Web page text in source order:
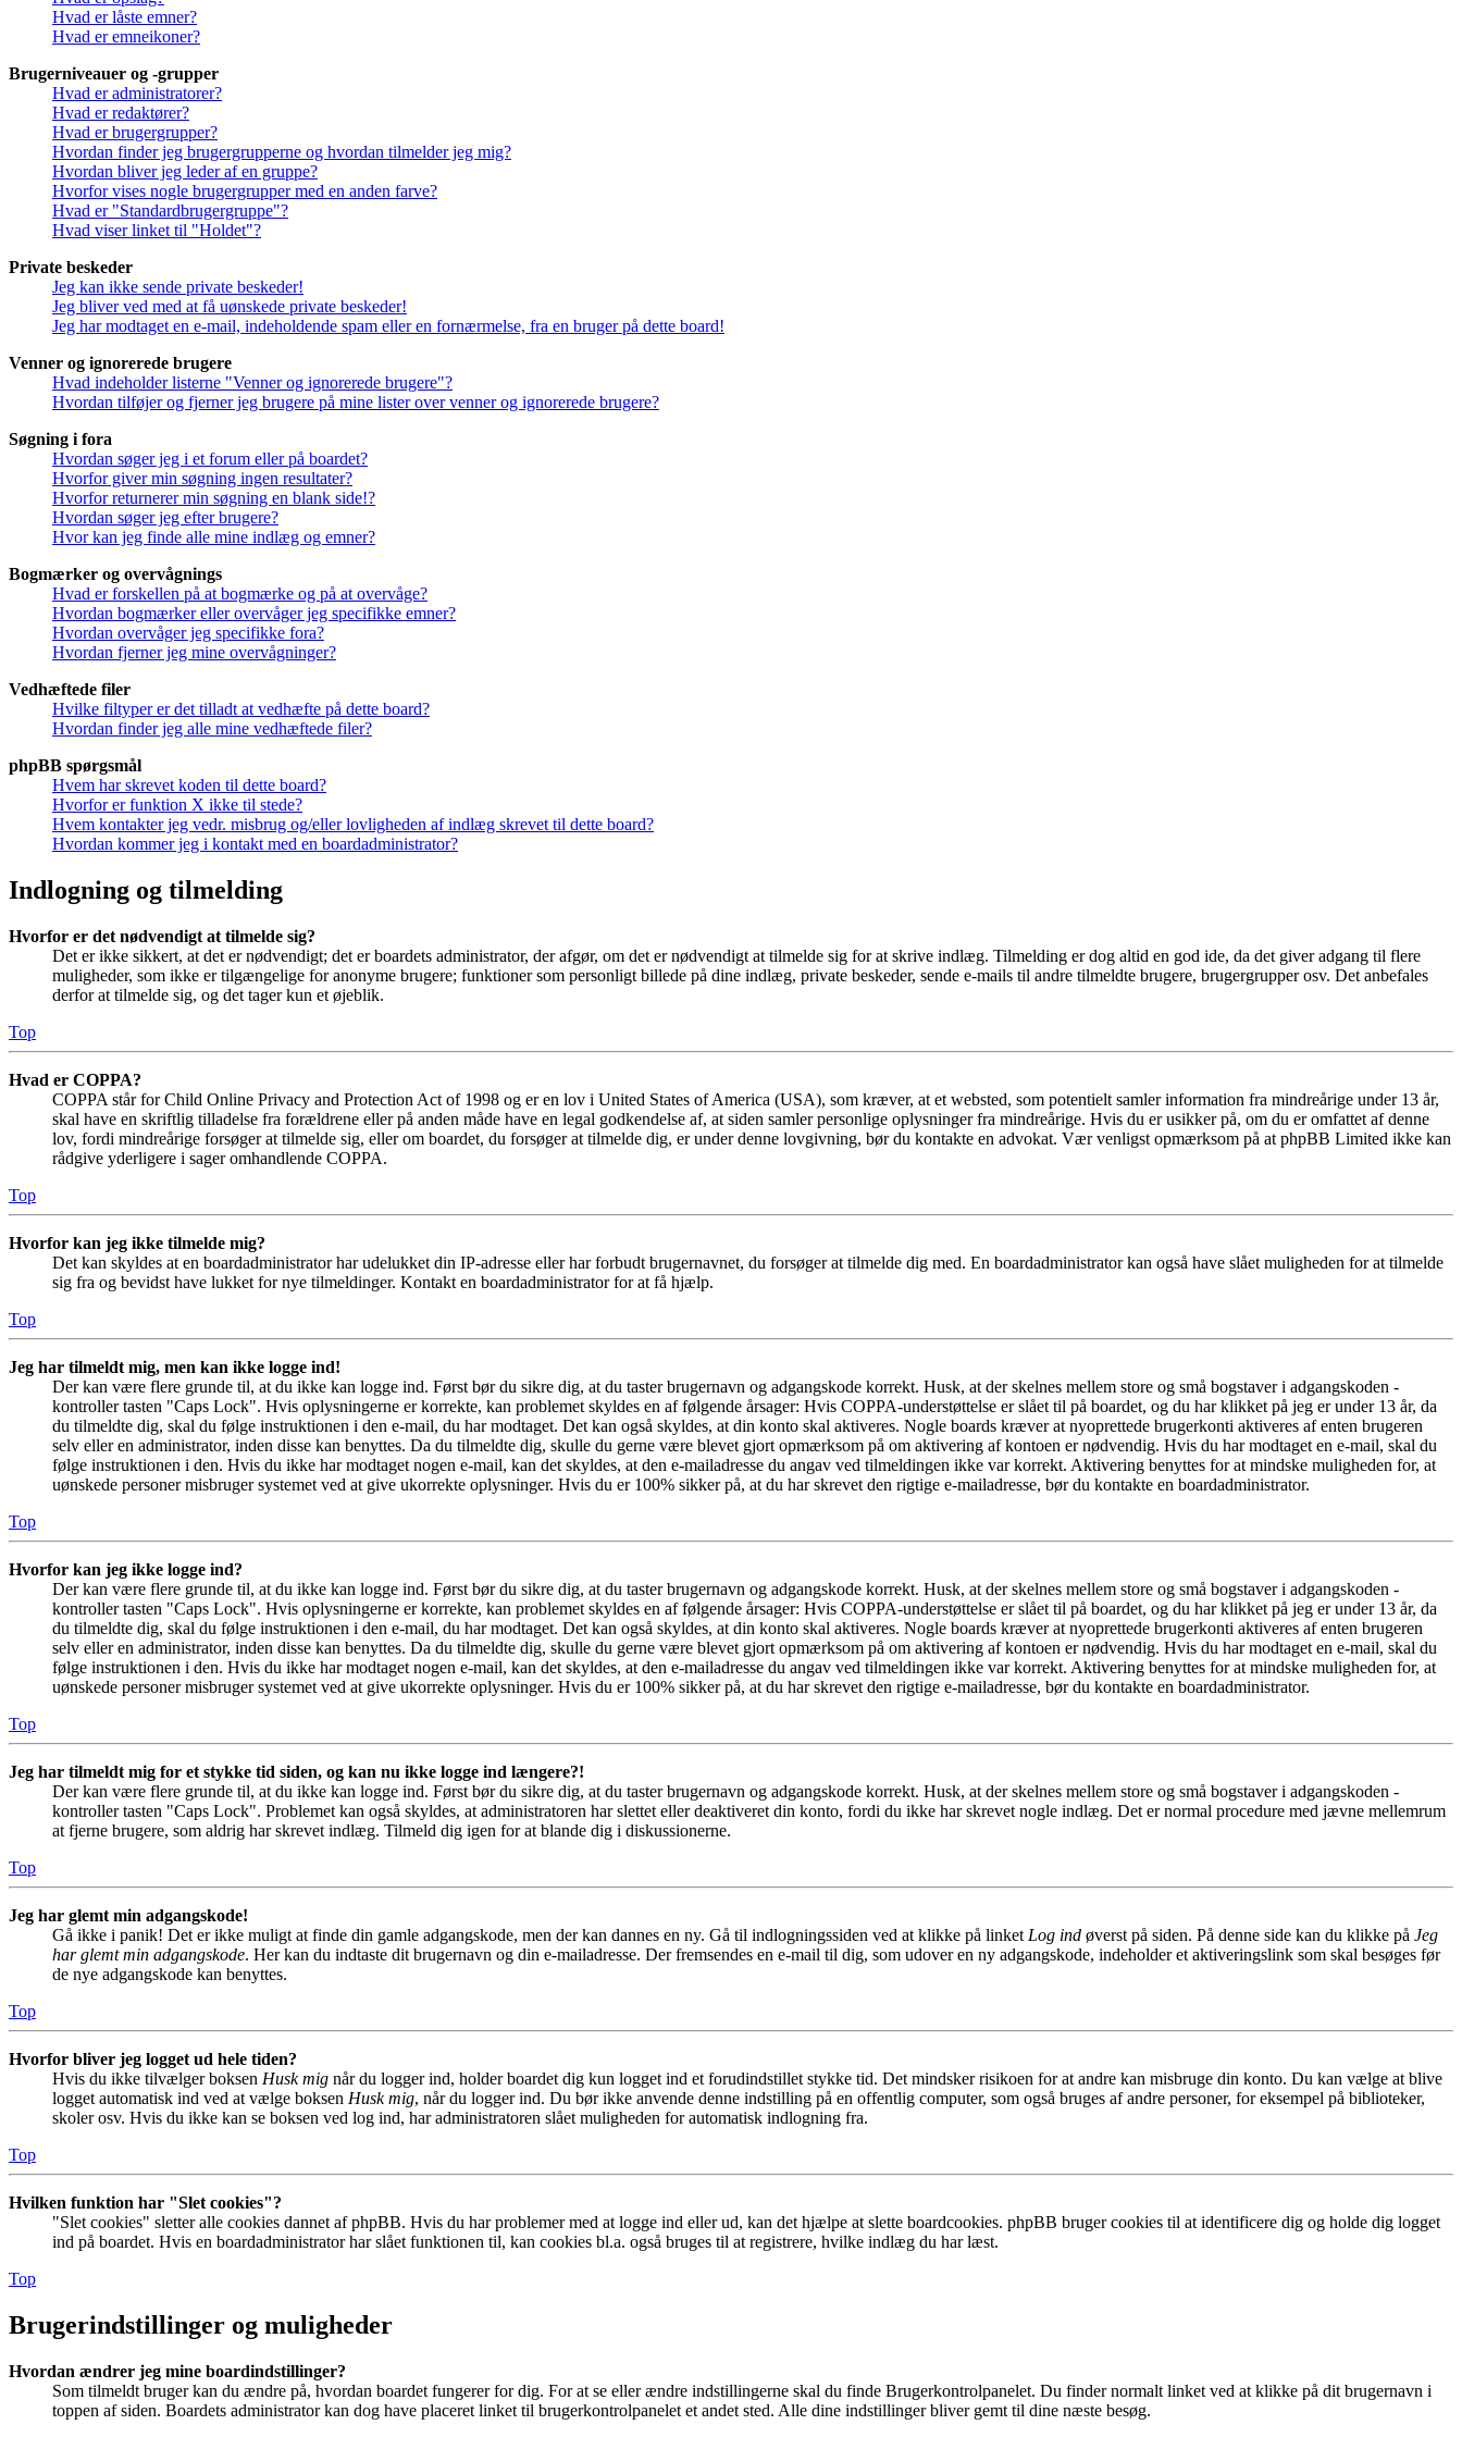
Hvad er låste emner?
Hvad er emneikoner?
Brugerniveauer og -grupper
Hvad er administratorer?
Hvad er redaktører?
Hvad er brugergrupper?
Hvordan finder jeg brugergrupperne og hvordan tilmelder jeg mig?
Hvordan bliver jeg leder af en gruppe?
Hvorfor vises nogle brugergrupper med en anden farve?
Hvad er "Standardbrugergruppe"?
Hvad viser linket til "Holdet"?
Private beskeder
Jeg kan ikke sende private beskeder!
Jeg bliver ved med at få uønskede private beskeder!
Jeg har modtaget en e-mail, indeholdende spam eller en fornærmelse, fra en bruger på dette board!
Venner og ignorerede brugere
Hvad indeholder listerne "Venner og ignorerede brugere"?
Hvordan tilføjer og fjerner jeg brugere på mine lister over venner og ignorerede brugere?
Søgning i fora
Hvordan søger jeg i et forum eller på boardet?
Hvorfor giver min søgning ingen resultater?
Hvorfor returnerer min søgning en blank side!?
Hvordan søger jeg efter brugere?
Hvor kan jeg finde alle mine indlæg og emner?
Bogmærker og overvågnings
Hvad er forskellen på at bogmærke og på at overvåge?
Hvordan bogmærker eller overvåger jeg specifikke emner?
Hvordan overvåger jeg specifikke fora?
Hvordan fjerner jeg mine overvågninger?
Vedhæftede filer
Hvilke filtyper er det tilladt at vedhæfte på dette board?
Hvordan finder jeg alle mine vedhæftede filer?
phpBB spørgsmål
Hvem har skrevet koden til dette board?
Hvorfor er funktion X ikke til stede?
Hvem kontakter jeg vedr. misbrug og/eller lovligheden af indlæg skrevet til dette board?
Hvordan kommer jeg i kontakt med en boardadministrator?
Indlogning og tilmelding
Hvorfor er det nødvendigt at tilmelde sig?
Det er ikke sikkert, at det er nødvendigt; det er boardets administrator, der afgør, om det er nødvendigt at tilmelde sig for at skrive indlæg. Tilmelding er dog altid en god ide, da det giver adgang til flere
muligheder, som ikke er tilgængelige for anonyme brugere; funktioner som personligt billede på dine indlæg, private beskeder, sende e-mails til andre tilmeldte brugere, brugergrupper osv. Det anbefales
derfor at tilmelde sig, og det tager kun et øjeblik.
Top
Hvad er COPPA?
COPPA står for Child Online Privacy and Protection Act of 1998 og er en lov i United States of America (USA), som kræver, at et websted, som potentielt samler information fra mindreårige under 13 år,
skal have en skriftlig tilladelse fra forældrene eller på anden måde have en legal godkendelse af, at siden samler personlige oplysninger fra mindreårige. Hvis du er usikker på, om du er omfattet af denne
lov, fordi mindreårige forsøger at tilmelde sig, eller om boardet, du forsøger at tilmelde dig, er under denne lovgivning, bør du kontakte en advokat. Vær venligst opmærksom på at phpBB Limited ikke kan
rådgive yderligere i sager omhandlende COPPA.
Top
Hvorfor kan jeg ikke tilmelde mig?
Det kan skyldes at en boardadministrator har udelukket din IP-adresse eller har forbudt brugernavnet, du forsøger at tilmelde dig med. En boardadministrator kan også have slået muligheden for at tilmelde
sig fra og bevidst have lukket for nye tilmeldinger. Kontakt en boardadministrator for at få hjælp.
Top
Jeg har tilmeldt mig, men kan ikke logge ind!
Der kan være flere grunde til, at du ikke kan logge ind. Først bør du sikre dig, at du taster brugernavn og adgangskode korrekt. Husk, at der skelnes mellem store og små bogstaver i adgangskoden -
kontroller tasten "Caps Lock". Hvis oplysningerne er korrekte, kan problemet skyldes en af følgende årsager: Hvis COPPA-understøttelse er slået til på boardet, og du har klikket på jeg er under 13 år, da
du tilmeldte dig, skal du følge instruktionen i den e-mail, du har modtaget. Det kan også skyldes, at din konto skal aktiveres. Nogle boards kræver at nyoprettede brugerkonti aktiveres af enten brugeren
selv eller en administrator, inden disse kan benyttes. Da du tilmeldte dig, skulle du gerne være blevet gjort opmærksom på om aktivering af kontoen er nødvendig. Hvis du har modtaget en e-mail, skal du
følge instruktionen i den. Hvis du ikke har modtaget nogen e-mail, kan det skyldes, at den e-mailadresse du angav ved tilmeldingen ikke var korrekt. Aktivering benyttes for at mindske muligheden for, at
uønskede personer misbruger systemet ved at give ukorrekte oplysninger. Hvis du er 100% sikker på, at du har skrevet den rigtige e-mailadresse, bør du kontakte en boardadministrator.
Top
Hvorfor kan jeg ikke logge ind?
Der kan være flere grunde til, at du ikke kan logge ind. Først bør du sikre dig, at du taster brugernavn og adgangskode korrekt. Husk, at der skelnes mellem store og små bogstaver i adgangskoden -
kontroller tasten "Caps Lock". Hvis oplysningerne er korrekte, kan problemet skyldes en af følgende årsager: Hvis COPPA-understøttelse er slået til på boardet, og du har klikket på jeg er under 13 år, da
du tilmeldte dig, skal du følge instruktionen i den e-mail, du har modtaget. Det kan også skyldes, at din konto skal aktiveres. Nogle boards kræver at nyoprettede brugerkonti aktiveres af enten brugeren
selv eller en administrator, inden disse kan benyttes. Da du tilmeldte dig, skulle du gerne være blevet gjort opmærksom på om aktivering af kontoen er nødvendig. Hvis du har modtaget en e-mail, skal du
følge instruktionen i den. Hvis du ikke har modtaget nogen e-mail, kan det skyldes, at den e-mailadresse du angav ved tilmeldingen ikke var korrekt. Aktivering benyttes for at mindske muligheden for, at
uønskede personer misbruger systemet ved at give ukorrekte oplysninger. Hvis du er 100% sikker på, at du har skrevet den rigtige e-mailadresse, bør du kontakte en boardadministrator.
Top
Jeg har tilmeldt mig for et stykke tid siden, og kan nu ikke logge ind længere?!
Der kan være flere grunde til, at du ikke kan logge ind. Først bør du sikre dig, at du taster brugernavn og adgangskode korrekt. Husk, at der skelnes mellem store og små bogstaver i adgangskoden -
kontroller tasten "Caps Lock". Problemet kan også skyldes, at administratoren har slettet eller deaktiveret din konto, fordi du ikke har skrevet nogle indlæg. Det er normal procedure med jævne mellemrum
at fjerne brugere, som aldrig har skrevet indlæg. Tilmeld dig igen for at blande dig i diskussionerne.
Top
Jeg har glemt min adgangskode!
Gå ikke i panik! Det er ikke muligt at finde din gamle adgangskode, men der kan dannes en ny. Gå til indlogningssiden ved at klikke på linket Log ind øverst på siden. På denne side kan du klikke på Jeg
har glemt min adgangskode. Her kan du indtaste dit brugernavn og din e-mailadresse. Der fremsendes en e-mail til dig, som udover en ny adgangskode, indeholder et aktiveringslink som skal besøges før
de nye adgangskode kan benyttes.
Top
Hvorfor bliver jeg logget ud hele tiden?
Hvis du ikke tilvælger boksen Husk mig når du logger ind, holder boardet dig kun logget ind et forudindstillet stykke tid. Det mindsker risikoen for at andre kan misbruge din konto. Du kan vælge at blive
logget automatisk ind ved at vælge boksen Husk mig, når du logger ind. Du bør ikke anvende denne indstilling på en offentlig computer, som også bruges af andre personer, for eksempel på biblioteker,
skoler osv. Hvis du ikke kan se boksen ved log ind, har administratoren slået muligheden for automatisk indlogning fra.
Top
Hvilken funktion har "Slet cookies"?
"Slet cookies" sletter alle cookies dannet af phpBB. Hvis du har problemer med at logge ind eller ud, kan det hjælpe at slette boardcookies. phpBB bruger cookies til at identificere dig og holde dig logget
ind på boardet. Hvis en boardadministrator har slået funktionen til, kan cookies bl.a. også bruges til at registrere, hvilke indlæg du har læst.
Top
Brugerindstillinger og muligheder
Hvordan ændrer jeg mine boardindstillinger?
Som tilmeldt bruger kan du ændre på, hvordan boardet fungerer for dig. For at se eller ændre indstillingerne skal du finde Brugerkontrolpanelet. Du finder normalt linket ved at klikke på dit brugernavn i
toppen af siden. Boardets administrator kan dog have placeret linket til brugerkontrolpanelet et andet sted. Alle dine indstillinger bliver gemt til dine næste besøg.